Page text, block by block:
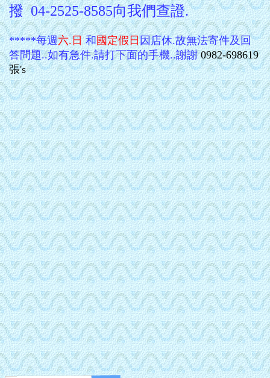
撥 04-2525-8585向我們查證.
*****每週六.日 和國定假日因店休.故無法寄件及回
答問題..如有急件.請打下面的手機..謝謝 0982-698619
張's